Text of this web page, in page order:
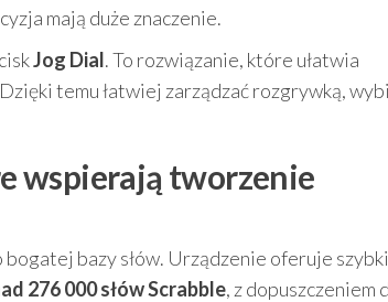
mają duże znaczenie.
Jog Dial. To rozwiązanie, które ułatwia
temu łatwiej zarządzać rozgrywką,
wspierają tworzenie
bazy słów. Urządzenie oferuje
276 000 słów Scrabble, z dopuszczeniem